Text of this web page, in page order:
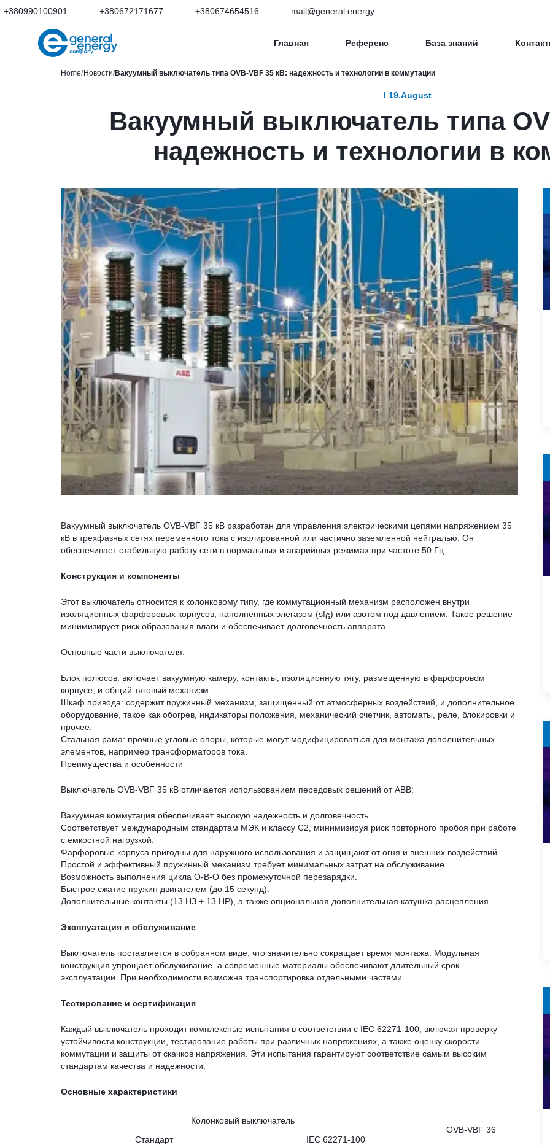
+380990100901 +380672171677 +380674654516 mail@general.energy
Главная Референс База знаний
Home Новости Вакуумный выключатель типа OVB-VBF 35 кВ: надежность и технологии в коммутации
19.August
Вакуумный выключатель типа
надежность и технологии в
Вакуумный выключатель OVB-VBF 35 кВ разработан для управления электрическими цепями напряжением 35
кВ в трехфазных сетях переменного тока с изолированной или частично заземленной нейтралью. Он
обеспечивает стабильную работу сети в нормальных и аварийных режимах при частоте 50 Гц.
Конструкция и компоненты
Этот выключатель относится к колонковому типу, где коммутационный механизм расположен внутри
изоляционных фарфоровых корпусов, наполненных элегазом (sf6) или азотом под давлением. Такое решение
минимизирует риск образования влаги и обеспечивает долговечность аппарата.
Основные части выключателя:
Блок полюсов: включает вакуумную камеру, контакты, изоляционную тягу, размещенную в фарфоровом
корпусе, и общий тяговый механизм.
Шкаф привода: содержит пружинный механизм, защищенный от атмосферных воздействий, и дополнительное
оборудование, такое как обогрев, индикаторы положения, механический счетчик, автоматы, реле, блокировки и
прочее.
Стальная рама: прочные угловые опоры, которые могут модифицироваться для монтажа дополнительных
элементов, например трансформаторов тока.
Преимущества и особенности
Выключатель OVB-VBF 35 кВ отличается использованием передовых решений от ABB:
Вакуумная коммутация обеспечивает высокую надежность и долговечность.
Соответствует международным стандартам МЭК и классу С2, минимизируя риск повторного пробоя при работе
с емкостной нагрузкой.
Фарфоровые корпуса пригодны для наружного использования и защищают от огня и внешних воздействий.
Простой и эффективный пружинный механизм требует минимальных затрат на обслуживание.
Возможность выполнения цикла О-В-О без промежуточной перезарядки.
Быстрое сжатие пружин двигателем (до 15 секунд).
Дополнительные контакты (13 НЗ + 13 НР), а также опциональная дополнительная катушка расцепления.
Эксплуатация и обслуживание
Выключатель поставляется в собранном виде, что значительно сокращает время монтажа. Модульная
конструкция упрощает обслуживание, а современные материалы обеспечивают длительный срок
эксплуатации. При необходимости возможна транспортировка отдельными частями.
Тестирование и сертификация
Каждый выключатель проходит комплексные испытания в соответствии с IEC 62271-100, включая проверку
устойчивости конструкции, тестирование работы при различных напряжениях, а также оценку скорости
коммутации и защиты от скачков напряжения. Эти испытания гарантируют соответствие самым высоким
стандартам качества и надежности.
Основные характеристики
Колонковый выключатель
OVB-VBF 36
Стандарт
IEC 62271-100